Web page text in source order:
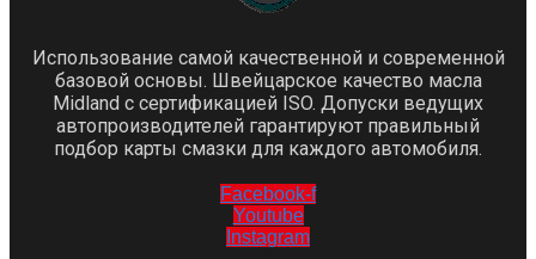
Использование самой качественной и современной
базовой основы. Швейцарское качество масла
Midland с сертификацией ISO. Допуски ведущих
автопроизводителей гарантируют правильный
подбор карты смазки для каждого автомобиля.
Facebook-f
Youtube
Instagram